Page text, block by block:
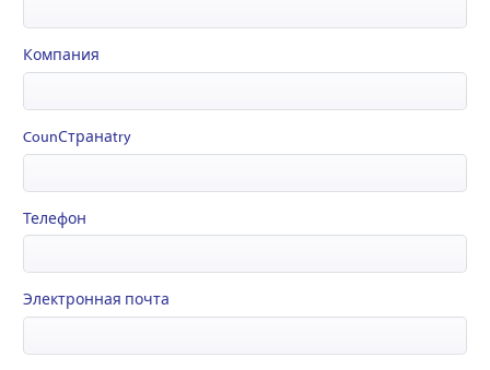
Компания
CounСтранаtry
Телефон
Электронная почта